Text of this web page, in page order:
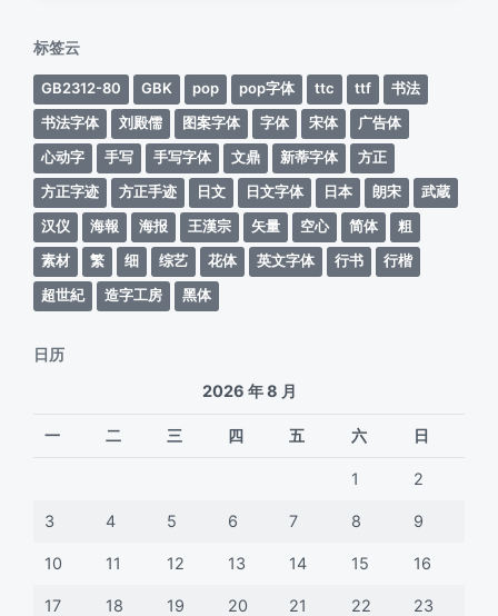
标签云
GB2312-80 GBK pop pop字体 ttc ttf
书法
书法字体
刘殿儒 图案字体 字体 宋体
广告体
心动字
手写 手写字体 文鼎 新蒂字体
方正
方正字迹
方正手迹 日文 日文字体 日本 朗宋
武蔵
汉仪
海報 海报 王漢宗 矢量 空心 简体
粗
素材
繁 细 综艺 花体 英文字体 行书
行楷
超世紀
造字工房 黑体
日历
2026 年 8 月
一 二 三 四 五 六 日
1 2
3 4 5 6 7 8 9
10 11 12 13 14 15 16
17 18 19 20 21 22 23